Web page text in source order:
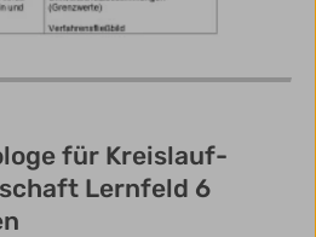
für Kreislauf-
Lernfeld 6